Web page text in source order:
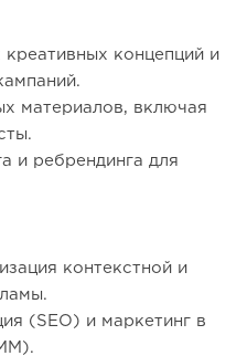
креативных концепций и
материалов, включая
и ребрендинга для
контекстной и
(SEO) и маркетинг в